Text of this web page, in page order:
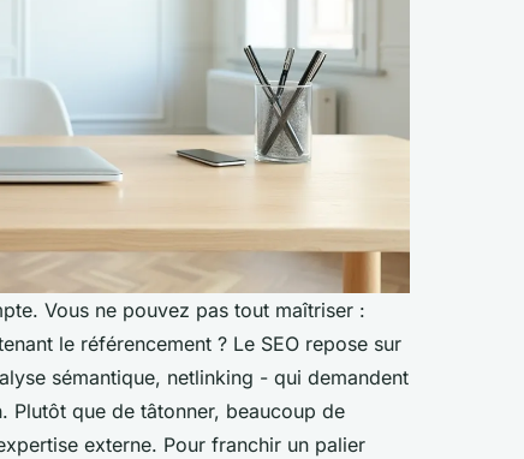
Vous ne pouvez pas tout maîtriser :
le référencement ? Le SEO repose sur
sémantique, netlinking - qui demandent
Plutôt que de tâtonner, beaucoup de
externe. Pour franchir un palier